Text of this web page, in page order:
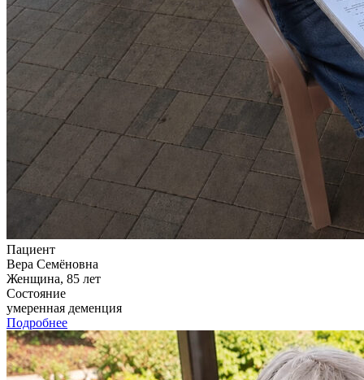
Пациент
Вера Семёновна
Женщина, 85 лет
Состояние
умеренная деменция
Подробнее